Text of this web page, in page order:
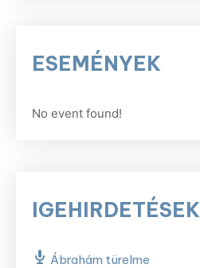
ESEMÉNYEK
No event found!
IGEHIRDETÉSEK
Ábrahám türelme